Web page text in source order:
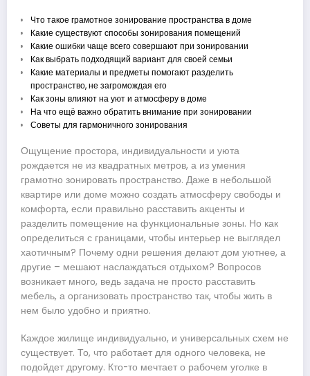
Что такое грамотное зонирование пространства в доме
Какие существуют способы зонирования помещений
Какие ошибки чаще всего совершают при зонировании
Как выбрать подходящий вариант для своей семьи
Какие материалы и предметы помогают разделить
пространство, не загромождая его
Как зоны влияют на уют и атмосферу в доме
На что ещё важно обратить внимание при зонировании
Советы для гармоничного зонирования
Ощущение простора, индивидуальности и уюта
рождается не из квадратных метров, а из умения
грамотно зонировать пространство. Даже в небольшой
квартире или доме можно создать атмосферу свободы и
комфорта, если правильно расставить акценты и
разделить помещение на функциональные зоны. Но как
определиться с границами, чтобы интерьер не выглядел
хаотичным? Почему одни решения делают дом уютнее, а
другие – мешают наслаждаться отдыхом? Вопросов
возникает много, ведь задача не просто расставить
мебель, а организовать пространство так, чтобы жить в
нем было удобно и приятно.
Каждое жилище индивидуально, и универсальных схем не
существует. То, что работает для одного человека, не
подойдет другому. Кто-то мечтает о рабочем уголке в